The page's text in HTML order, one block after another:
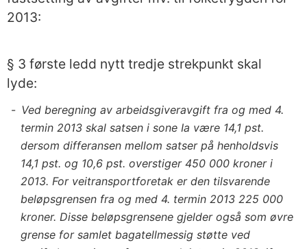
2013:
§ 3 første ledd nytt tredje strekpunkt skal
lyde:
Ved beregning av arbeidsgiveravgift fra og med 4.
termin 2013 skal satsen i sone Ia være 14,1 pst.
dersom differansen mellom satser på henholdsvis
14,1 pst. og 10,6 pst. overstiger 450 000 kroner i
2013. For veitransportforetak er den tilsvarende
beløpsgrensen fra og med 4. termin 2013 225 000
kroner. Disse beløpsgrensene gjelder også som øvre
grense for samlet bagatellmessig støtte ved